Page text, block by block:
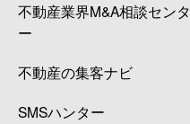
不動産業界M&A相談センタ
ー
不動産の集客ナビ
SMSハンター